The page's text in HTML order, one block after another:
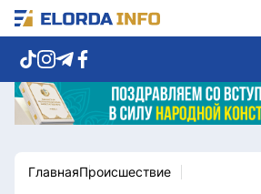
Новости столицы
Политика
ГлавнаяПроисшествие